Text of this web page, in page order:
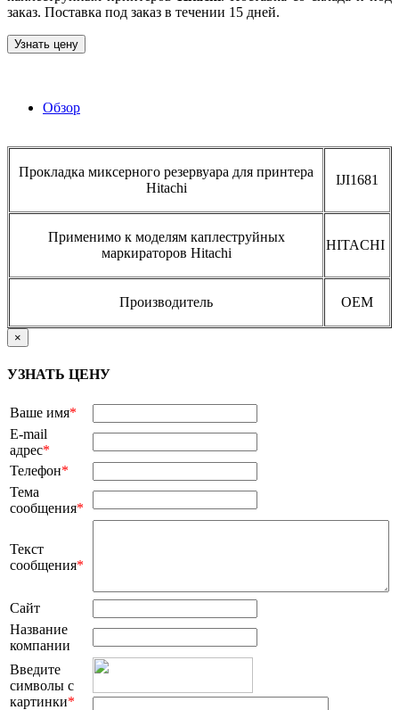
заказ. Поставка под заказ в течении 15 дней.
Узнать цену
Обзор
Прокладка миксерного резервуара для принтера
Hitachi
IJI1681
Применимо к моделям каплеструйных
маркираторов Hitachi
HITACHI
Производитель OEM
×
УЗНАТЬ ЦЕНУ
Ваше имя*
E-mail
адрес*
Телефон*
Тема
сообщения*
Текст
сообщения*
Сайт
Название
компании
Введите
символы с
картинки*